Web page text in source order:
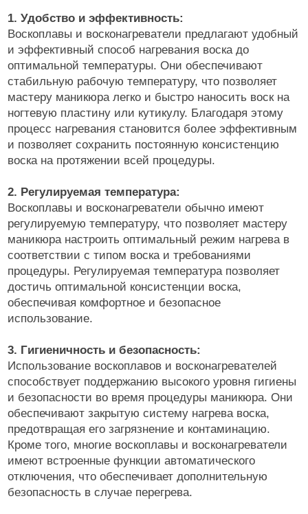
1. Удобство и эффективность:
Воскоплавы и восконагреватели предлагают удобный
и эффективный способ нагревания воска до
оптимальной температуры. Они обеспечивают
стабильную рабочую температуру, что позволяет
мастеру маникюра легко и быстро наносить воск на
ногтевую пластину или кутикулу. Благодаря этому
процесс нагревания становится более эффективным
и позволяет сохранить постоянную консистенцию
воска на протяжении всей процедуры.
2. Регулируемая температура:
Воскоплавы и восконагреватели обычно имеют
регулируемую температуру, что позволяет мастеру
маникюра настроить оптимальный режим нагрева в
соответствии с типом воска и требованиями
процедуры. Регулируемая температура позволяет
достичь оптимальной консистенции воска,
обеспечивая комфортное и безопасное
использование.
3. Гигиеничность и безопасность:
Использование воскоплавов и восконагревателей
способствует поддержанию высокого уровня гигиены
и безопасности во время процедуры маникюра. Они
обеспечивают закрытую систему нагрева воска,
предотвращая его загрязнение и контаминацию.
Кроме того, многие воскоплавы и восконагреватели
имеют встроенные функции автоматического
отключения, что обеспечивает дополнительную
безопасность в случае перегрева.